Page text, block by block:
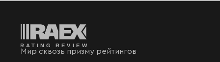
Мир сквозь призму рейтингов